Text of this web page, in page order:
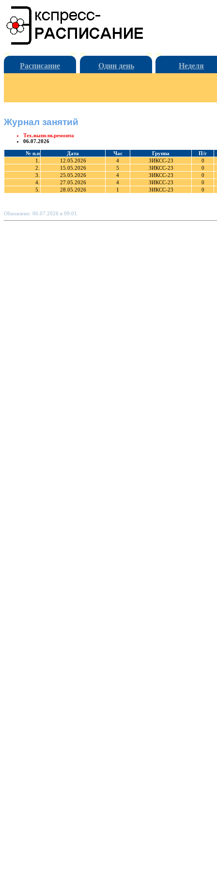
Расписание Один день Неделя
Журнал занятий
Тех.выполн.ремонта
06.07.2026
№ п.п Дата Час Группа
П/г
1.
12.05.2026 4 ЗИКСС-23
0
2.
15.05.2026 5 ЗИКСС-23
0
3.
25.05.2026 4 ЗИКСС-23
0
4.
27.05.2026 4 ЗИКСС-23
0
5.
28.05.2026 1 ЗИКСС-23 0
Обновлено: 06.07.2026 в 09:01.